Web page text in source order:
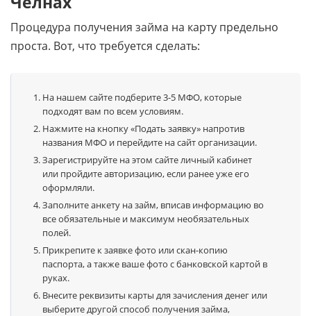
Процедура получения займа на карту предельно
проста. Вот, что требуется сделать:
На нашем сайте подберите 3-5 МФО, которые
подходят вам по всем условиям.
Нажмите на кнопку «Подать заявку» напротив
названия МФО и перейдите на сайт организации.
Зарегистрируйте на этом сайте личный кабинет
или пройдите авторизацию, если ранее уже его
оформляли.
Заполните анкету на займ, вписав информацию во
все обязательные и максимум необязательных
полей.
Прикрепите к заявке фото или скан-копию
паспорта, а также ваше фото с банковской картой в
руках.
Внесите реквизиты карты для зачисления денег или
выберите другой способ получения займа,